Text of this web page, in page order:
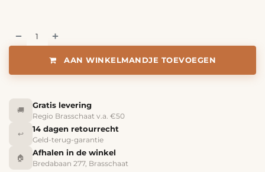
AAN WINKELMANDJE TOEVOEGEN
🚚
Gratis levering
Regio Brasschaat v.a. €50
↩️
14 dagen retourrecht
Geld-terug-garantie
🏠
Afhalen in de winkel
Bredabaan 277, Brasschaat